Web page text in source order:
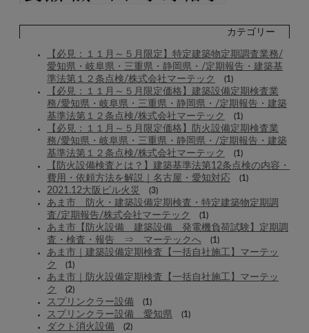
カテゴリー
【必見：１１月～５月限定】特定建築物定期調査業務/
愛知県・岐阜県・三重県・静岡県・/定期報告・建築基
準法第１２条点検/株式会社マーテック
(1)
【必見：１１月～５月限定価格】建築設備定期検査業
務/愛知県・岐阜県・三重県・静岡県・/定期報告・建築
基準法第１２条点検/株式会社マーテック
(1)
【必見：１１月～５月限定価格】防火設備定期検査業
務/愛知県・岐阜県・三重県・静岡県・/定期報告・建築
基準法第１２条点検/株式会社マーテック
(1)
【防火設備検査とは？】建築基準法第12条点検の内容・
費用・依頼方法を解説｜名古屋・愛知対応
(1)
2021.12大阪ビル火災 (3)
あま市 防火・建築設備定期検査・特定建築物定期調
査/定期報告/株式会社マーテック
(1)
あま市【防火設備 建築設備 発電機負荷試験】定期調
査・検査・報告 ⇒ マーテックへ
(1)
あま市｜建築設備定期検査【一括自社施工】マーテッ
ク
(1)
あま市｜防火設備定期検査【一括自社施工】マーテッ
ク
(2)
スプリンクラー設備 (1)
スプリンクラー設備 愛知県 (1)
ダクト消火設備 (2)